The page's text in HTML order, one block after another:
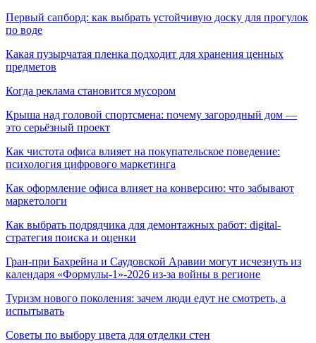
Первый сапборд: как выбрать устойчивую доску для прогулок
по воде
Какая пузырчатая пленка подходит для хранения ценных
предметов
Когда реклама становится мусором
Крыша над головой спортсмена: почему загородный дом —
это серьёзный проект
Как чистота офиса влияет на покупательское поведение:
психология цифрового маркетинга
Как оформление офиса влияет на конверсию: что забывают
маркетологи
Как выбрать подрядчика для демонтажных работ: digital-
стратегия поиска и оценки
Гран-при Бахрейна и Саудовской Аравии могут исчезнуть из
календаря «Формулы-1»-2026 из-за войны в регионе
Туризм нового поколения: зачем люди едут не смотреть, а
испытывать
Советы по выбору цвета для отделки стен